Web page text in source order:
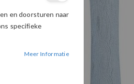
en doorsturen naar
specifieke
Meer Informatie